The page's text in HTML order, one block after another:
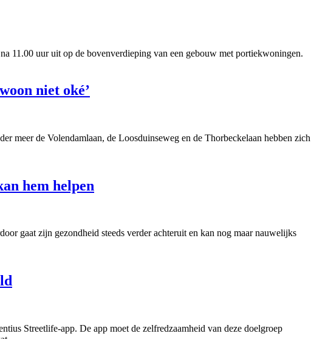
11.00 uur uit op de bovenverdieping van een gebouw met portiekwoningen.
niet oké’
meer de Volendamlaan, de Loosduinseweg en de Thorbeckelaan hebben zich
hem helpen
gaat zijn gezondheid steeds verder achteruit en kan nog maar nauwelijks
Streetlife-app. De app moet de zelfredzaamheid van deze doelgroep